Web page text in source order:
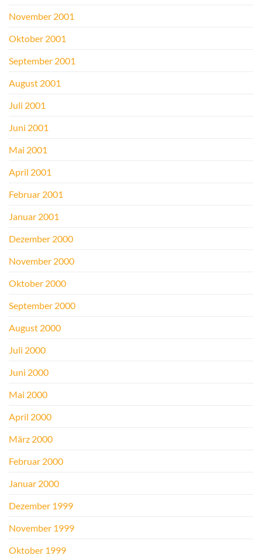
November 2001
Oktober 2001
September 2001
August 2001
Juli 2001
Juni 2001
Mai 2001
April 2001
Februar 2001
Januar 2001
Dezember 2000
November 2000
Oktober 2000
September 2000
August 2000
Juli 2000
Juni 2000
Mai 2000
April 2000
März 2000
Februar 2000
Januar 2000
Dezember 1999
November 1999
Oktober 1999